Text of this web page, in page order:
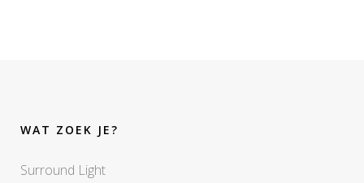
WAT ZOEK JE?
Surround Light